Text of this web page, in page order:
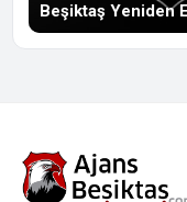
Beşiktaş Yeniden